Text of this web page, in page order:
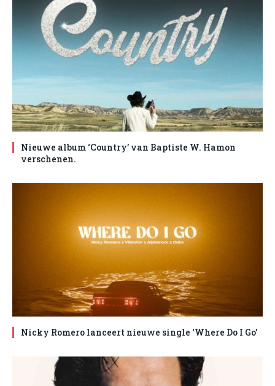
Nieuwe album ‘Country’ van Baptiste W. Hamon
verschenen.
Nicky Romero lanceert nieuwe single ‘Where Do I Go’